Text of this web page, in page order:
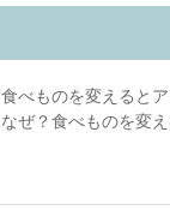
食べものを変えると
なぜ？食べものを変